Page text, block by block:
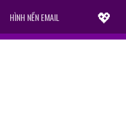
HÌNH NỀN EMAIL 💖